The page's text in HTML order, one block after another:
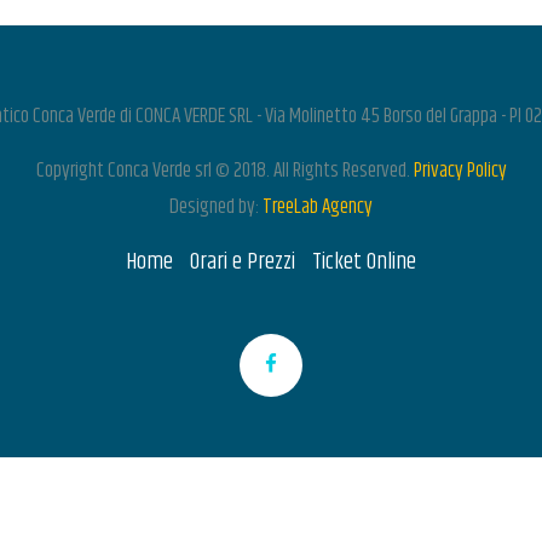
Conca Verde di CONCA VERDE SRL - Via Molinetto 45 Borso del Grappa - PI
Copyright Conca Verde srl © 2018. All Rights Reserved.Privacy Policy
Designed by:TreeLab Agency
Home Orari e Prezzi Ticket Online